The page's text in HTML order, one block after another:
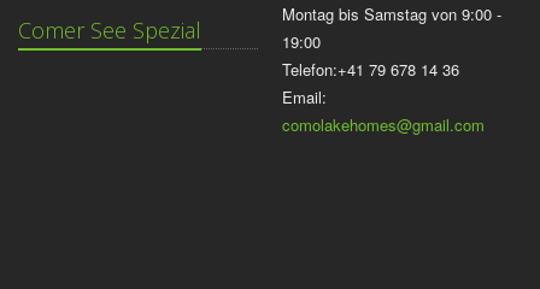
Comer See Spezial
Montag bis Samstag von 9:00 -
19:00
Telefon:+41 79 678 14 36
Email:
comolakehomes@gmail.com